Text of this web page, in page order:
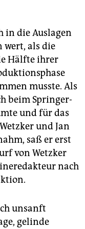
in die Auslagen
wert, als die
Hälfte ihrer
musste. Als
beim Springer-
und für das
und Jan
saß er erst
von Wetzker
nach
unsanft
gelinde